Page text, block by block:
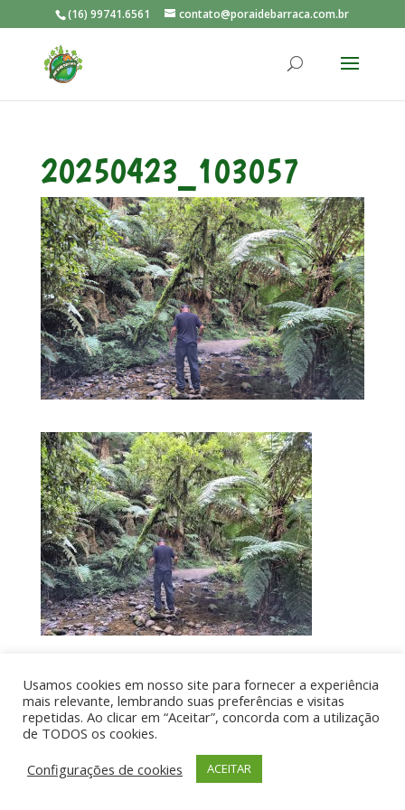
(16) 99741.6561 contato@poraidebarraca.com.br
20250423_103057
Por aí de Barraca - direitos reservados - Desenvolvido
por UIA WEB
Usamos cookies em nosso site para fornecer a experiência
mais relevante, lembrando suas preferências e visitas
repetidas. Ao clicar em “Aceitar”, concorda com a utilização
de TODOS os cookies.
Configurações de cookies
ACEITAR